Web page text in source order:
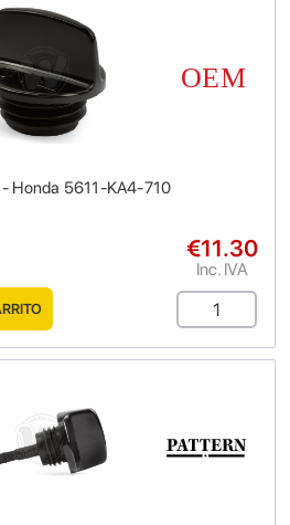
Honda 5611-KA4-710
€11.30
Inc. IVA